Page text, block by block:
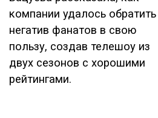
компании удалось обратить
негатив фанатов в свою
пользу, создав телешоу из
двух сезонов с хорошими
рейтингами.